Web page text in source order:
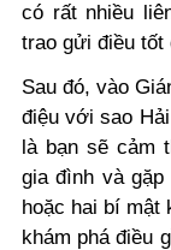
có rất nhiều
trao gửi điều tốt
Sau đó, vào
điệu với sao
là bạn sẽ cảm
gia đình và
hoặc hai bí mật
khám phá điều